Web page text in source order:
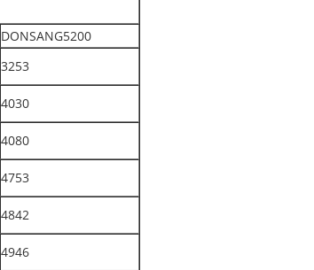
DONSANG5200
3253
4030
4080
4753
4842
4946